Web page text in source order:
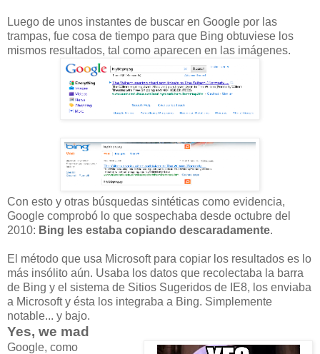
Luego de unos instantes de buscar en Google por las
trampas, fue cosa de tiempo para que Bing obtuviese los
mismos resultados, tal como aparecen en las imágenes.
Con esto y otras búsquedas sintéticas como evidencia,
Google comprobó lo que sospechaba desde octubre del
2010: Bing les estaba copiando descaradamente.
El método que usa Microsoft para copiar los resultados es lo
más insólito aún. Usaba los datos que recolectaba la barra
de Bing y el sistema de Sitios Sugeridos de IE8, los enviaba
a Microsoft y ésta los integraba a Bing. Simplemente
notable... y bajo.
Yes, we mad
Google, como